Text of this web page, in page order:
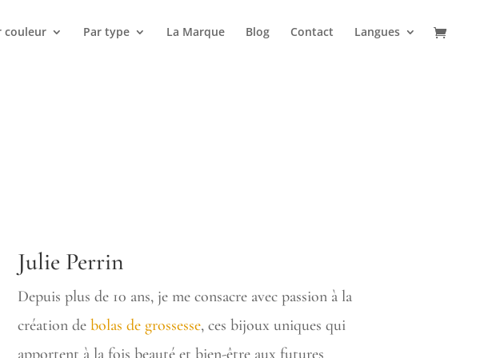
couleur Par type La Marque Blog Contact Langues
Julie Perrin
Depuis plus de 10 ans, je me consacre avec passion à la
création debolas de grossesse, ces bijoux uniques qui